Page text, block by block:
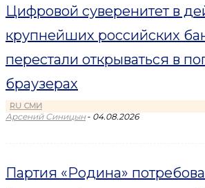
Цифровой суверенитет в
крупнейших российских
перестали открываться в
браузерах
RU СМИ
Арсений Синицын - 04.08.2026
Партия «Родина»